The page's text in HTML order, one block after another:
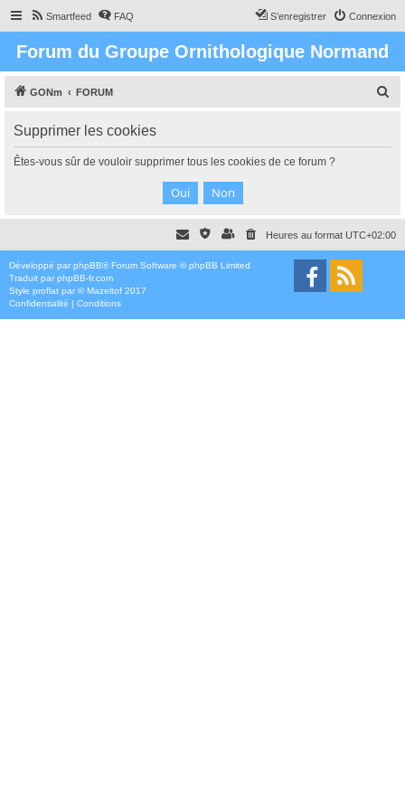
Smartfeed FAQ Connexion
S’enregistrer
Forum du Groupe Ornithologique Normand
GONm FORUM
c
Supprimer les cookies
Êtes-vous sûr de vouloir supprimer tous les cookies de ce forum ?
Heures au format UTC+02:00
Développé par phpBB® Forum Software © phpBB Limited
Traduit par phpBB-fr.com
Style proflat par ©Mazeltof 2017
Confidentialité | Conditions